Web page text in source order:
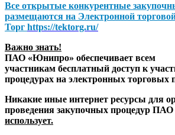
Все открытые конкурентные
размещаются на Электронной
Торг https://tektorg.ru/
Важно знать!
ПАО «Юнипро» обеспечивает всем
участникам бесплатный доступ к
процедурах на электронных торговых
Никакие иные интернет ресурсы для
проведения закупочных процедур
использует.